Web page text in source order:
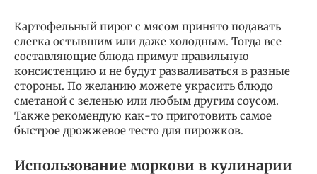
Картофельный пирог с мясом принято подавать
слегка остывшим или даже холодным. Тогда все
составляющие блюда примут правильную
консистенцию и не будут разваливаться в разные
стороны. По желанию можете украсить блюдо
сметаной с зеленью или любым другим соусом.
Также рекомендую как-то приготовить самое
быстрое дрожжевое тесто для пирожков.
Использование моркови в кулинарии